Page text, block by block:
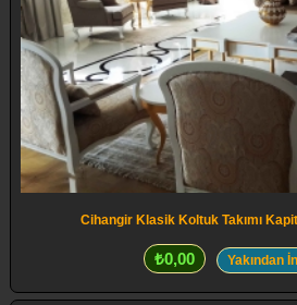
Cihangir Klasik Koltuk Takımı
₺0,00 Yakından